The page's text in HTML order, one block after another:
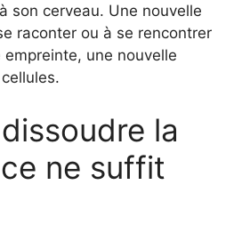
son cerveau. Une nouvelle
raconter ou à se rencontrer
empreinte, une nouvelle
la
ne suffit